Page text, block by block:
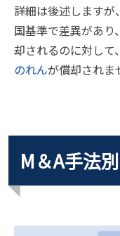
詳細は後述します
国基準で差異があ
却されるのに対して
のれんが償却されま
M＆A手法